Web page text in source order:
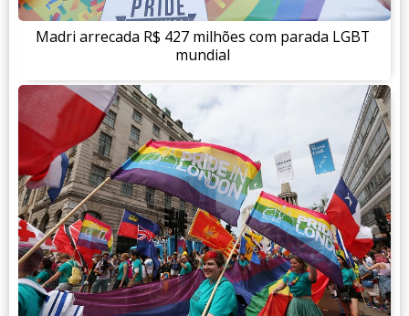
Madri arrecada R$ 427 milhões com parada LGBT
mundial